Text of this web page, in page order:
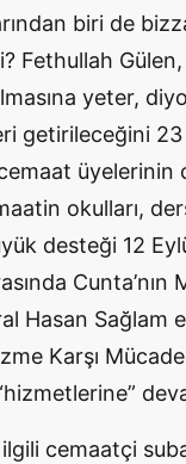
biri de
Fethullah
yeter,
getirileceğini 23
cemaat
okulları,
desteği 12
Hasan
Karşı
ilgili cemaatçi